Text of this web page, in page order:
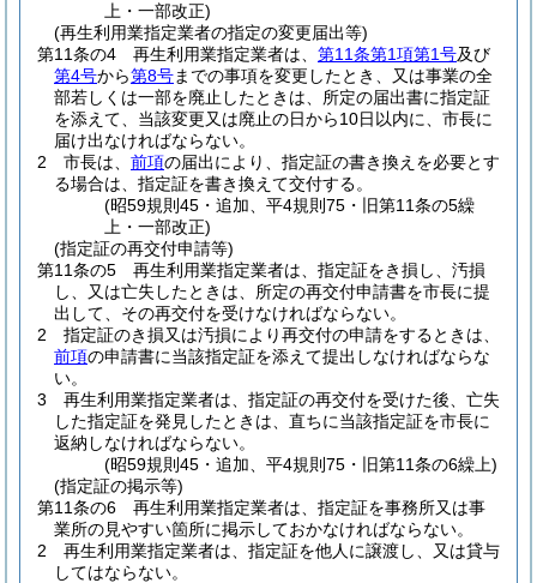
上・一部改正)
(再生利用業指定業者の指定の変更届出等)
第11条の4
再生利用業指定業者は、 第11条第1項第1号及び
第4号から第8号までの事項を変更したとき、又は事業の全
部若しくは一部を廃止したときは、所定の届出書に指定証
を添えて、当該変更又は廃止の日から10日以内に、市長に
届け出なければならない。
2
市長は、 前項の届出により、指定証の書き換えを必要とす
る場合は、指定証を書き換えて交付する。
(昭59規則45・追加、平4規則75・旧第11条の5繰
上・一部改正)
(指定証の再交付申請等)
第11条の5
再生利用業指定業者は、指定証をき損し、汚損
し、又は亡失したときは、所定の再交付申請書を市長に提
出して、その再交付を受けなければならない。
2
指定証のき損又は汚損により再交付の申請をするときは、
前項の申請書に当該指定証を添えて提出しなければならな
い。
3
再生利用業指定業者は、指定証の再交付を受けた後、亡失
した指定証を発見したときは、直ちに当該指定証を市長に
返納しなければならない。
(昭59規則45・追加、平4規則75・旧第11条の6繰上)
(指定証の掲示等)
第11条の6
再生利用業指定業者は、指定証を事務所又は事
業所の見やすい箇所に掲示しておかなければならない。
2
再生利用業指定業者は、指定証を他人に譲渡し、又は貸与
してはならない。